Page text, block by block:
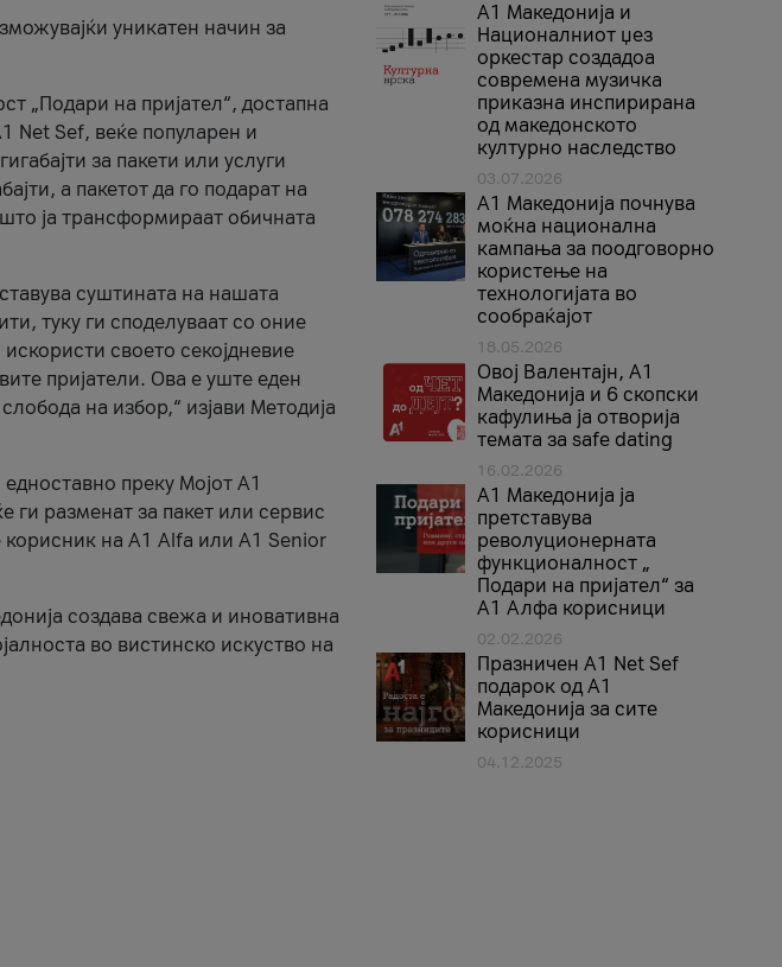
уникатен начин за
„Подари на пријател“, достапна
Net Sef, веќе популарен и
за пакети или услуги
а пакетот да го подарат на
ја трансформираат обичната
суштината на нашата
туку ги споделуваат со оние
своето секојдневие
пријатели. Ова е уште еден
на избор,“ изјави Методија
преку Мојот А1
ги разменат за пакет или сервис
корисник на А1 Alfa или A1 Senior
создава свежа и иновативна
во вистинско искуство на
А1 Македонија и
Националниот џез
оркестар создадоа
современа музичка
приказна инспирирана
од македонското
културно наследство
03.07.2026
A1 Македонија почнува
моќна национална
кампања за поодговорно
користење на
технологијата во
сообраќајот
18.05.2026
Овој Валентајн, A1
Македонија и 6 скопски
кафулиња ја отворија
темата за safe dating
16.02.2026
А1 Македонија ја
претставува
револуционерната
функционалност „
Подари на пријател“ за
А1 Алфа корисници
02.02.2026
Празничен A1 Net Sеf
подарок од А1
Македонија за сите
корисници
04.12.2025